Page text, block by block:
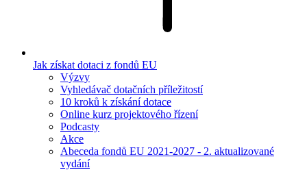
Jak získat dotaci z fondů EU
Výzvy
Vyhledávač dotačních příležitostí
10 kroků k získání dotace
Online kurz projektového řízení
Podcasty
Akce
Abeceda fondů EU 2021-2027 - 2. aktualizované
vydání